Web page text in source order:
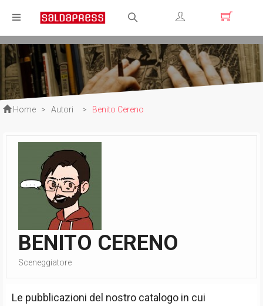
Registrati
Login
Home > Autori > Benito Cereno
BENITO CERENO
Sceneggiatore
Le pubblicazioni del nostro catalogo in cui